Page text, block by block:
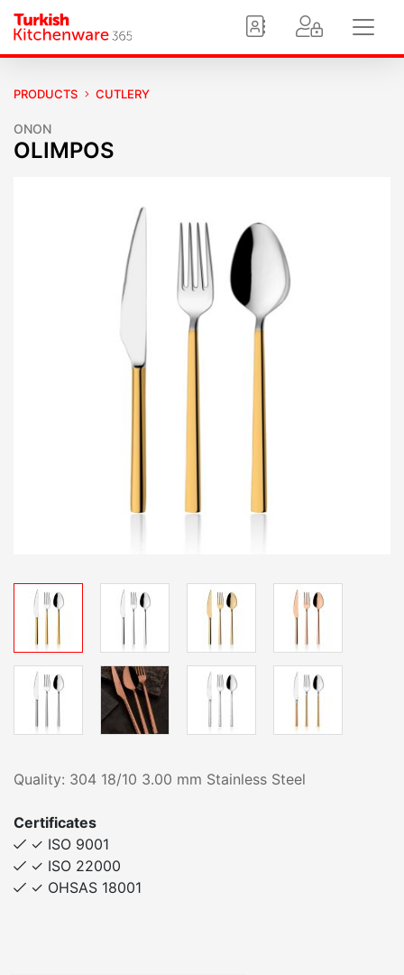
PRODUCTS CUTLERY
ONON
OLIMPOS
Quality: 304 18/10 3.00 mm Stainless Steel
Certificates
✓ ISO 9001
✓ ISO 22000
✓ OHSAS 18001